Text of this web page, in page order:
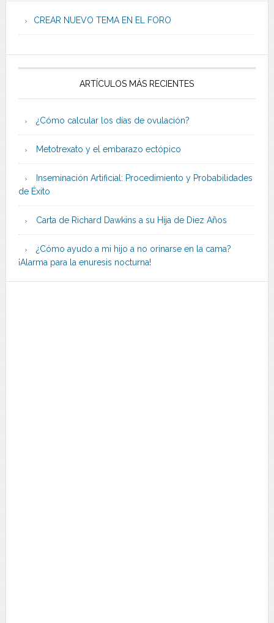
CREAR NUEVO TEMA EN EL FORO
ARTÍCULOS MÁS RECIENTES
¿Cómo calcular los días de ovulación?
Metotrexato y el embarazo ectópico
Inseminación Artificial: Procedimiento y Probabilidades
de Éxito
Carta de Richard Dawkins a su Hija de Diez Años
¿Cómo ayudo a mi hijo a no orinarse en la cama?
¡Alarma para la enuresis nocturna!